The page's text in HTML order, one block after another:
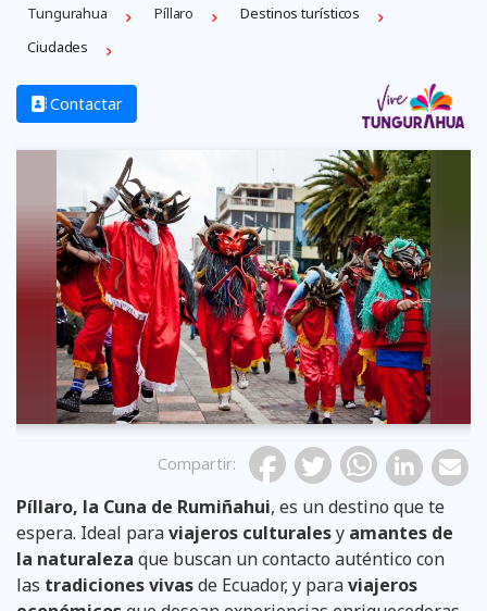
Tungurahua Píllaro
Destinos turísticos
Ciudades
Contactar
Compartir:
Píllaro, la Cuna de Rumiñahui, es un destino que te
espera. Ideal paraviajeros culturalesy amantes de
la naturaleza que buscan un contacto auténtico con
las tradiciones vivasde Ecuador, y paraviajeros